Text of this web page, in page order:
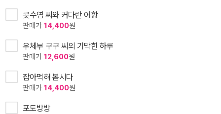
콧수염 씨와 커다란 어항
판매가 14,400원
우체부 구구 씨의 기막힌 하루
판매가 12,600원
잡아먹혀 봅시다
판매가 14,400원
포도방방